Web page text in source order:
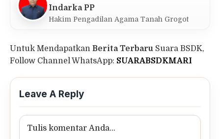
Indarka PP
Hakim Pengadilan Agama Tanah Grogot
Untuk Mendapatkan Berita Terbaru Suara BSDK,
Follow Channel WhatsApp: SUARABSDKMARI
Leave A Reply